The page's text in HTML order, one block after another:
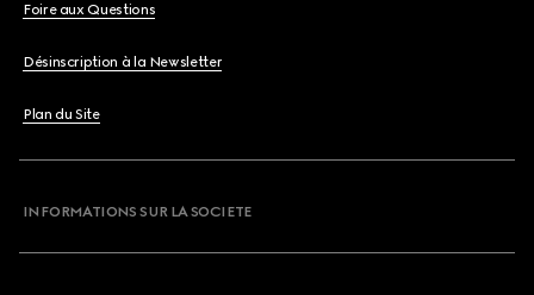
Foire aux Questions
Désinscription à la Newsletter
Plan du Site
INFORMATIONS SUR LA SOCIETE